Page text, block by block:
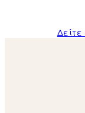
Δείτε